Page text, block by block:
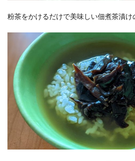
粉茶をかけるだけで美味しい佃煮茶漬け